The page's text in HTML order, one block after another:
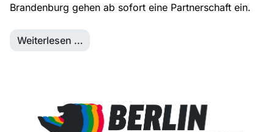
Brandenburg gehen ab sofort eine Partnerschaft ein.
Weiterlesen …